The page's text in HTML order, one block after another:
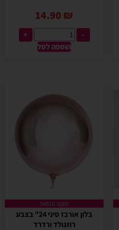
14.90 ₪
-
+
הוספה לסל
מקט: 54616
בלון אורבז סיני 24" בצבע
רוזגולד ורדרד